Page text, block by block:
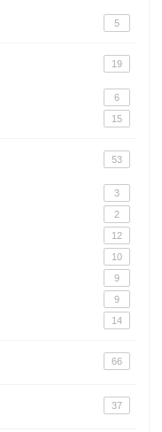
5
19
6
15
53
3
2
12
10
9
9
14
66
37